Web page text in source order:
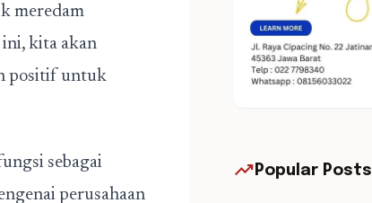
meredam
kita akan
positif untuk
sebagai
perusahaan
trending_up Popular Posts